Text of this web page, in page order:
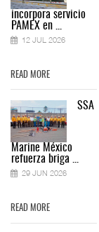
incorpora servicio
PAMEX en ...
12 JUL 2026
READ MORE
SSA
Marine México
refuerza briga ...
29 JUN 2026
READ MORE